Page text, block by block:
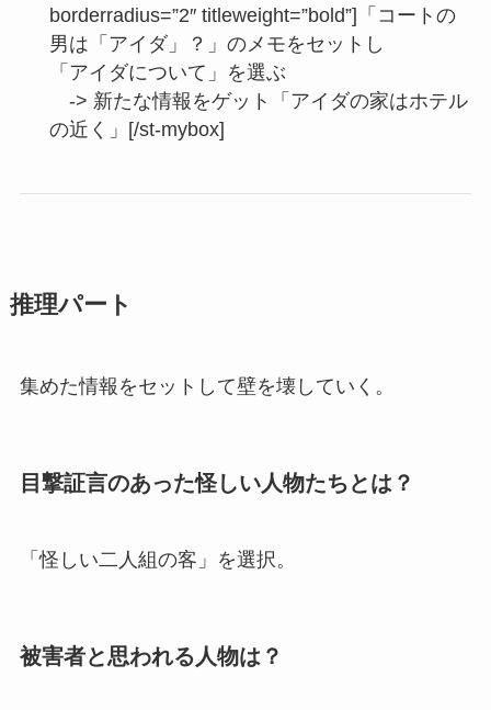
borderradius=”2″ titleweight=”bold”]「コートの
男は「アイダ」？」のメモをセットし
「アイダについて」を選ぶ
-> 新たな情報をゲット「アイダの家はホテル
の近く」[/st-mybox]
推理パート
集めた情報をセットして壁を壊していく。
目撃証言のあった怪しい人物たちとは？
「怪しい二人組の客」を選択。
被害者と思われる人物は？